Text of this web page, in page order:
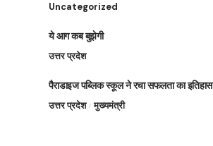
Uncategorized
ये आग कब बुझेगी
उत्तर प्रदेश
पैराडाइज पब्लिक स्कूल ने रचा सफलता का इतिहास
उत्तर प्रदेश मुख्यमंत्री